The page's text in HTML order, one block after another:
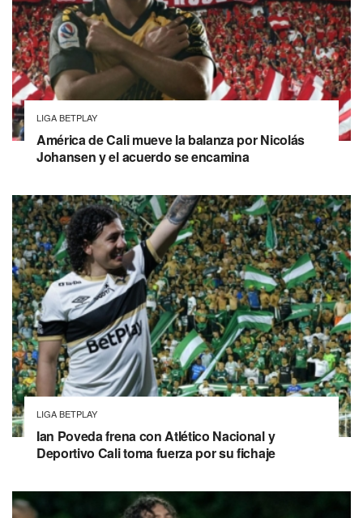
LIGA BETPLAY
América de Cali mueve la balanza por Nicolás
Johansen y el acuerdo se encamina
LIGA BETPLAY
Ian Poveda frena con Atlético Nacional y
Deportivo Cali toma fuerza por su fichaje